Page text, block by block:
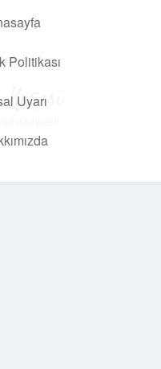
Politikası
Uyarı